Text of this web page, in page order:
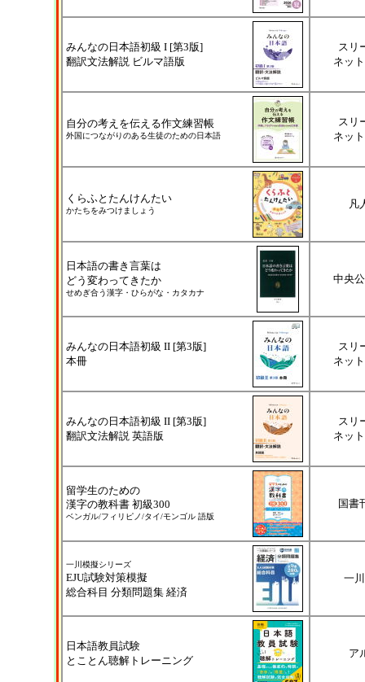
みんなの日本語初級 I [第3版]
翻訳文法解説 ビルマ語版
スリ
ネッ
自分の考えを伝える作文練習帳
外国につながりのある生徒のための日本語
スリ
ネッ
くらふとたんけんたい
かたちをみつけましょう
凡
日本語の書き言葉は
どう変わってきたか
せめぎ合う漢字・ひらがな・カタカナ
中央
みんなの日本語初級 II [第3版]
本冊
スリ
ネッ
みんなの日本語初級 II [第3版]
翻訳文法解説 英語版
スリ
ネッ
留学生のための
漢字の教科書 初級300
ベンガル/フィリピノ/タイ/モンゴル 語版
国書
一川模擬シリーズ
EJU試験対策模擬
総合科目 分類問題集 経済
一
日本語教員試験
とことん聴解トレーニング
ア